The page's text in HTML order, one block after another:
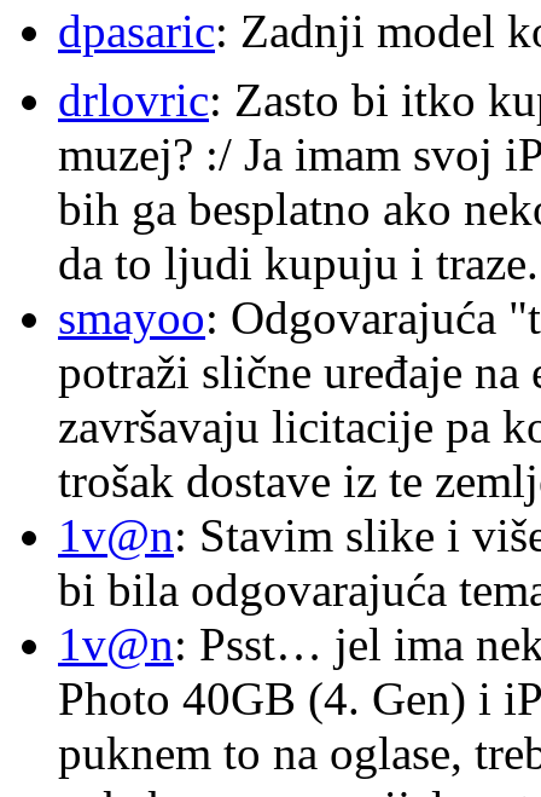
dpasaric: Zadnji model
drlovric: Zasto bi itko
muzej? :/ Ja imam svoj
bih ga besplatno ako
da to ljudi kupuju i traze.
smayoo: Odgovarajuća
potraži slične uređaje
završavaju licitacije pa
trošak dostave iz te
1v@n: Stavim slike i
bi bila odgovarajuća
1v@n: Psst… jel ima
Photo 40GB (4. Gen) i
puknem to na oglase,